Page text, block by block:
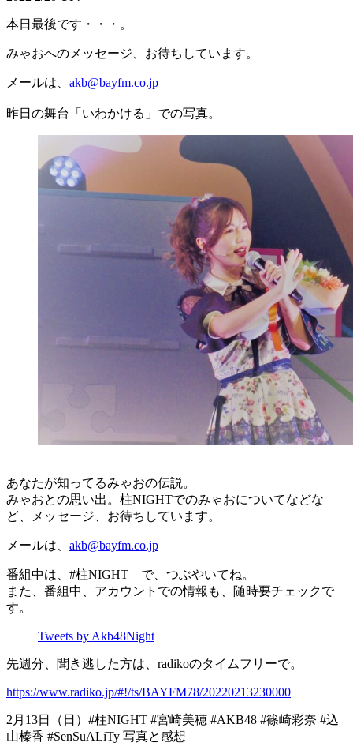
本日最後です・・・。
みゃおへのメッセージ、お待ちしています。
メールは、 akb@bayfm.co.jp
昨日の舞台「いわかける」での写真。
あなたが知ってるみゃおの伝説。
みゃおとの思い出。柱NIGHTでのみゃおについてなどな
ど、メッセージ、お待ちしています。
メールは、 akb@bayfm.co.jp
番組中は、#柱NIGHT で、つぶやいてね。
また、番組中、アカウントでの情報も、随時要チェックで
す。
Tweets by Akb48Night
先週分、聞き逃した方は、radikoのタイムフリーで。
https://www.radiko.jp/#!/ts/BAYFM78/20220213230000
2月13日（日）#柱NIGHT #宮崎美穂 #AKB48 #篠崎彩奈 #込
山榛香 #SenSuALiTy 写真と感想